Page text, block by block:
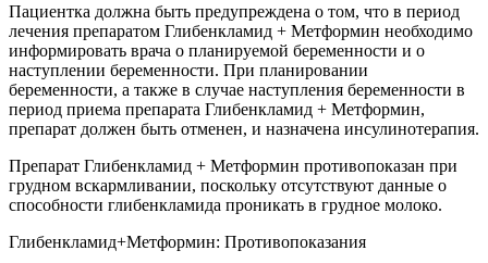
Пациентка должна быть предупреждена о том, что в период
лечения препаратом Глибенкламид + Метформин необходимо
информировать врача о планируемой беременности и о
наступлении беременности. При планировании
беременности, а также в случае наступления беременности в
период приема препарата Глибенкламид + Метформин,
препарат должен быть отменен, и назначена инсулинотерапия.
Препарат Глибенкламид + Метформин противопоказан при
грудном вскармливании, поскольку отсутствуют данные о
способности глибенкламида проникать в грудное молоко.
Глибенкламид+Метформин: Противопоказания